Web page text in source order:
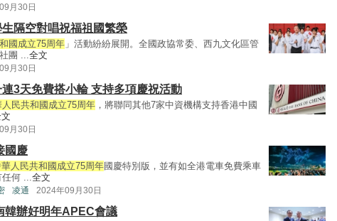
月30日
隔空對唱祝福祖國繁榮
國成立75周年 」活動紛紛展開。全國政協常委、西九文化區管
團 ...全文
月30日
3天免費搭小輪 支持多項慶祝活動
人民共和國成立75周年 ，將聯同其他7家中資機構支持香港中國
月30日
國慶
人民共和國成立75周年國慶特別版，並有如全港電車免費乘車
任何 ...全文
凌通 2024年09月30日
韓辦好明年APEC會議